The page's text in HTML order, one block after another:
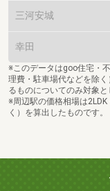
三河安城
幸田
※このデータはgoo住宅・
理費・駐車場代などを除
るものについてのみ対象と
※周辺駅の価格相場は
く）を算出したものです。